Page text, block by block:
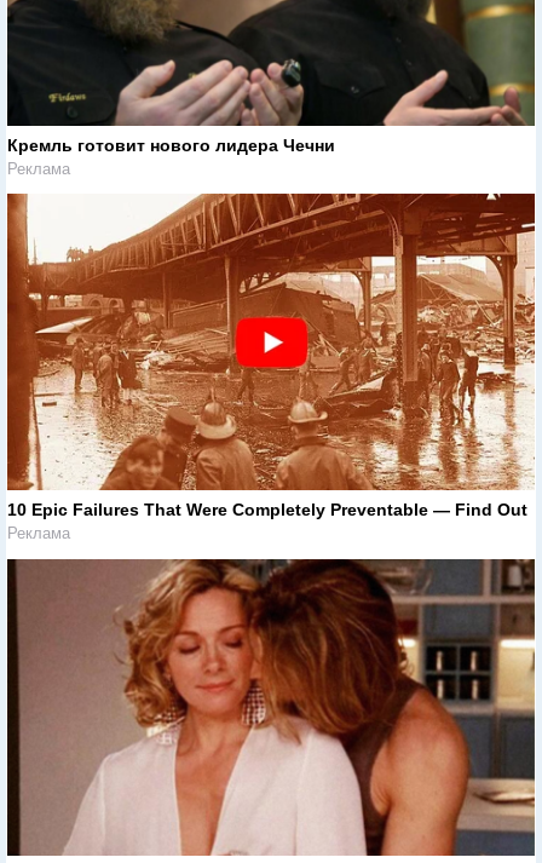
Кремль готовит нового лидера Чечни
Реклама
10 Epic Failures That Were Completely Preventable — Find Out
Реклама